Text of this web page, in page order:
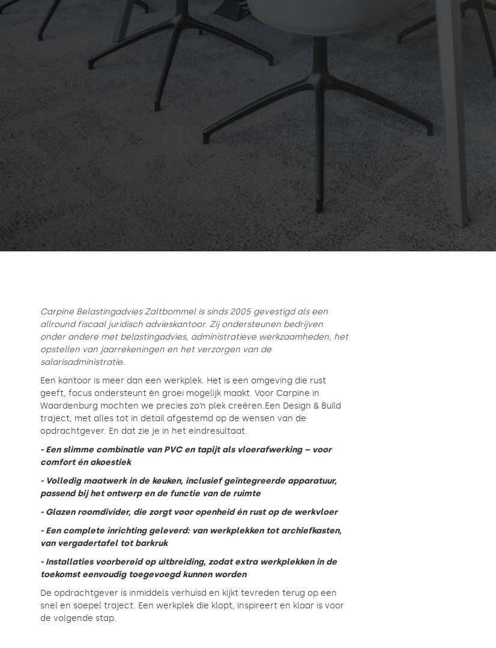
Carpine Belastingadvies Zaltbommel is sinds 2005 gevestigd als een
allround fiscaal juridisch advieskantoor. Zij ondersteunen bedrijven
onder andere met belastingadvies, administratieve werkzaamheden, het
opstellen van jaarrekeningen en het verzorgen van de
salarisadministratie.
Een kantoor is meer dan een werkplek. Het is een omgeving die rust
geeft, focus ondersteunt én groei mogelijk maakt. Voor Carpine in
Waardenburg mochten we precies zo’n plek creëren.Een Design & Build
traject, met alles tot in detail afgestemd op de wensen van de
opdrachtgever. En dat zie je in het eindresultaat.
- Een slimme combinatie van PVC en tapijt als vloerafwerking – voor
comfort én akoestiek
- Volledig maatwerk in de keuken, inclusief geïntegreerde apparatuur,
passend bij het ontwerp en de functie van de ruimte
- Glazen roomdivider, die zorgt voor openheid én rust op de werkvloer
- Een complete inrichting geleverd: van werkplekken tot archiefkasten,
van vergadertafel tot barkruk
- Installaties voorbereid op uitbreiding, zodat extra werkplekken in de
toekomst eenvoudig toegevoegd kunnen worden
De opdrachtgever is inmiddels verhuisd en kijkt tevreden terug op een
snel en soepel traject. Een werkplek die klopt, inspireert en klaar is voor
de volgende stap.